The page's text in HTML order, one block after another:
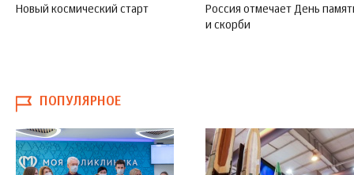
Новый космический старт
Россия отмечает День
и скорби
ПОПУЛЯРНОЕ